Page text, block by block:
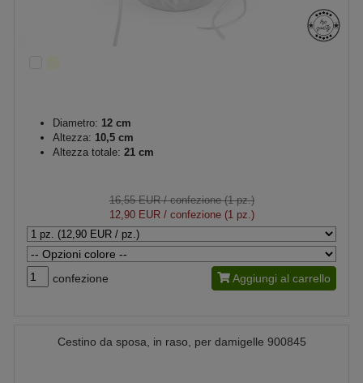
Diametro: 12 cm
Altezza: 10,5 cm
Altezza totale: 21 cm
16,55 EUR/ confezione (1 pz.)
12,90 EUR/ confezione (1 pz.)
confezione Aggiungi al carrello
Cestino da sposa, in raso, per damigelle 900845